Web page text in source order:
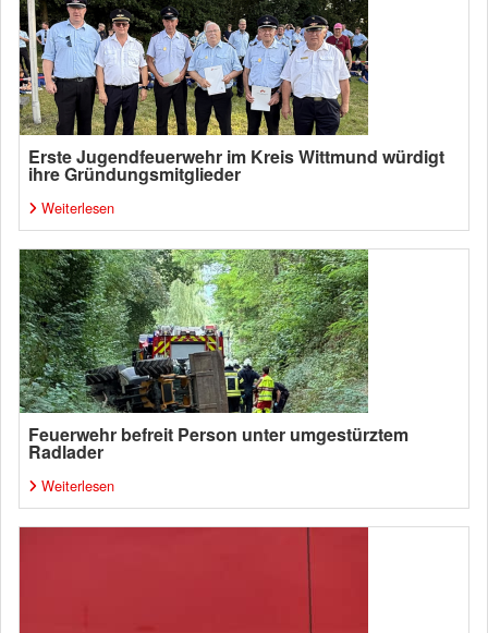
Erste Jugendfeuerwehr im Kreis Wittmund würdigt
ihre Gründungsmitglieder
Weiterlesen
Feuerwehr befreit Person unter umgestürztem
Radlader
Weiterlesen